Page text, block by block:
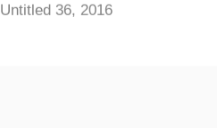
Untitled 36, 2016